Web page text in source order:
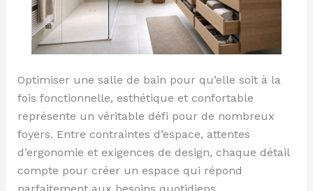
Optimiser une salle de bain pour qu’elle soit à la
fois fonctionnelle, esthétique et confortable
représente un véritable défi pour de nombreux
foyers. Entre contraintes d’espace, attentes
d’ergonomie et exigences de design, chaque détail
compte pour créer un espace qui répond